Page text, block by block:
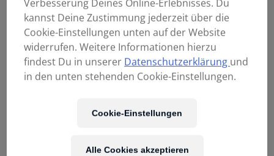
Verbesserung Deines Online-Erlebnisses. Du
kannst Deine Zustimmung jederzeit über die
Cookie-Einstellungen unten auf der Website
widerrufen. Weitere Informationen hierzu
findest Du in unserer Datenschutzerklärung und
in den unten stehenden Cookie-Einstellungen.
Cookie-Einstellungen
Alle Cookies akzeptieren